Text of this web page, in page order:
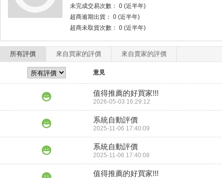
未完成交易次數： 0 (近半年)
超商逾期出貨： 0 (近半年)
超商未取貨次數： 0 (近半年)
所有評價 來自買家的評價 來自賣家的評價
意見
值得推薦的好買家!!!
2026-05-03 16:29:12
系統自動評價
2025-11-06 17:40:09
系統自動評價
2025-11-06 17:40:08
值得推薦的好買家!!!